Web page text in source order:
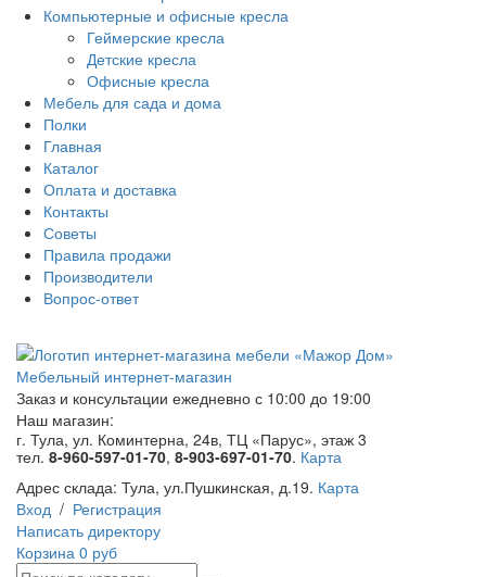
Компьютерные и офисные кресла
Геймерские кресла
Детские кресла
Офисные кресла
Мебель для сада и дома
Полки
Главная
Каталог
Оплата и доставка
Контакты
Советы
Правила продажи
Производители
Вопрос-ответ
Мебельный интернет-магазин
Заказ и консультации ежедневно с 10:00 до 19:00
Наш магазин:
г. Тула, ул. Коминтерна, 24в, ТЦ «Парус», этаж 3
тел. 8-960-597-01-70, 8-903-697-01-70. Карта
Адрес склада: Тула, ул.Пушкинская, д.19. Карта
Вход / Регистрация
Написать директору
Корзина 0 руб